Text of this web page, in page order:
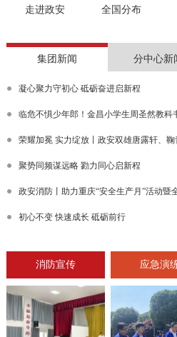
走进政安 全国分布
集团新闻 分中心新
凝心聚力守初心 砥砺奋进启新程
临危不惧少年郎！金昌小学生周圣然教科
聚势同频谋远略 勠力同心启新程
初心不变 快速成长 砥砺前行
消防宣传 应急演